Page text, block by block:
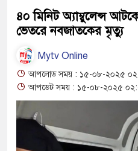
৪০ মিনিট অ্যাম্বুলেন্স
ভেতরে নবজাতকের মৃত্যু
Mytv Online
আপলোড সময় : ১৫-০৮-২০২৫
আপডেট সময় : ১৫-০৮-২০২৫